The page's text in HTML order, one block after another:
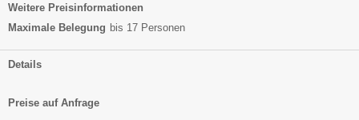
Weitere Preisinformationen
Maximale Belegung bis 17 Personen
Details
Preise auf Anfrage